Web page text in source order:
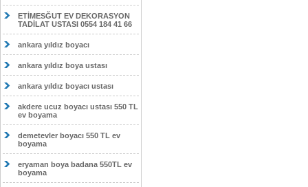
ETİMESĞUT EV DEKORASYON
TADİLAT USTASI 0554 184 41 66
ankara yıldız boyacı
ankara yıldız boya ustası
ankara yıldız boyacı ustası
akdere ucuz boyacı ustası 550 TL
ev boyama
demetevler boyacı 550 TL ev
boyama
eryaman boya badana 550TL ev
boyama